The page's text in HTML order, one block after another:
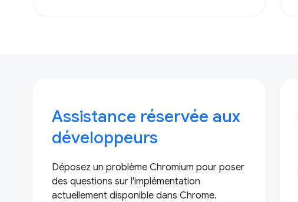
Assistance réservée aux
développeurs
Déposez un problème Chromium pour poser
des questions sur l'implémentation
actuellement disponible dans Chrome.